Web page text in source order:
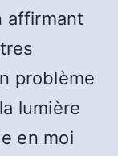
affirmant
problème
lumière
en moi